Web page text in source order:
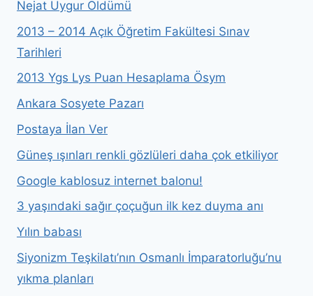
Nejat Uygur Öldümü
2013 – 2014 Açık Öğretim Fakültesi Sınav
Tarihleri
2013 Ygs Lys Puan Hesaplama Ösym
Ankara Sosyete Pazarı
Postaya İlan Ver
Güneş ışınları renkli gözlüleri daha çok etkiliyor
Google kablosuz internet balonu!
3 yaşındaki sağır çoçuğun ilk kez duyma anı
Yılın babası
Siyonizm Teşkilatı’nın Osmanlı İmparatorluğu’nu
yıkma planları